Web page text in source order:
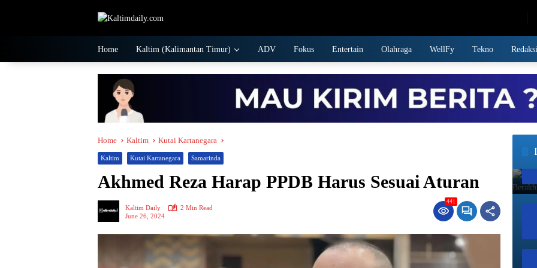
Home Kaltim (Kalimantan Timur) ADV Fokus Entertain Olahraga WellFy Tekno Redaksi
Home Kaltim Kutai Kartanegara
Kaltim Kutai Kartanegara Samarinda
Akhmed Reza Harap PPDB Harus Sesuai Aturan
Kaltim Daily
2 Min Read
June 26, 2024
441